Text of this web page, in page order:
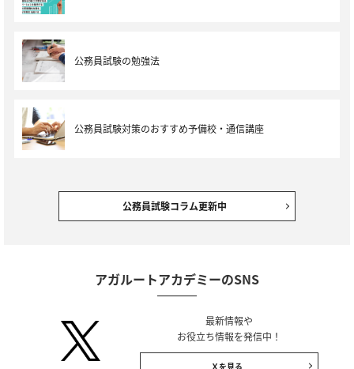
公務員試験の勉強法
公務員試験対策のおすすめ予備校・通信講座
公務員試験コラム更新中
アガルートアカデミーのSNS
最新情報や
お役立ち情報を発信中！
Ｘを見る